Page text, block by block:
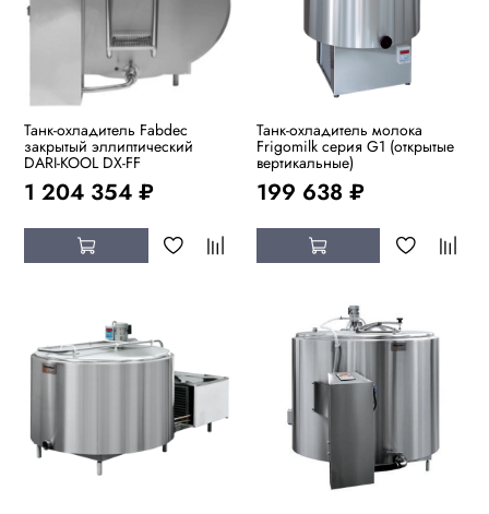
Танк-охладитель Fabdec
закрытый эллиптический
DARI-KOOL DX-FF
1 204 354 ₽
Танк-охладитель молока
Frigomilk серия G1 (открытые
вертикальные)
199 638 ₽